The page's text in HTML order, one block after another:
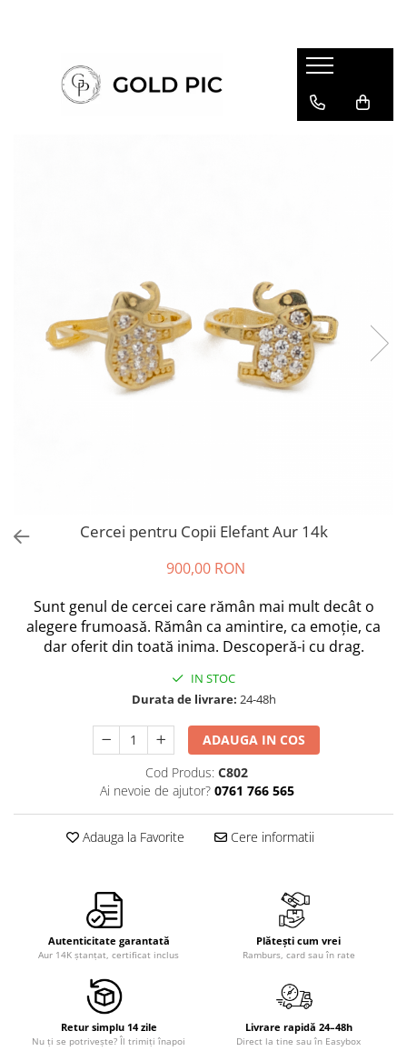
Cercei pentru Copii Elefant Aur 14k
900,00 RON
Sunt genul de cercei care rămân mai mult decât o
alegere frumoasă. Rămân ca amintire, ca emoție, ca
dar oferit din toată inima. Descoperă-i cu drag.
IN STOC
Durata de livrare: 24-48h
ADAUGA IN COS
Cod Produs: C802
Ai nevoie de ajutor? 0761 766 565
Adauga la Favorite Cere informatii
Autenticitate garantată
Aur 14K ștanțat, certificat inclus
Plătești cum vrei
Ramburs, card sau în rate
Retur simplu 14 zile
Nu ți se potrivește? Îl trimiți înapoi
Livrare rapidă 24–48h
Direct la tine sau în Easybox